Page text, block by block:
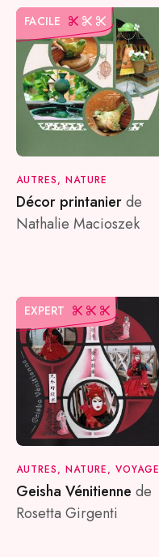
FACILE
AUTRES, NATURE
Décor printanierde
Nathalie Macioszek
EXPERT
AUTRES, NATURE, VOYAGE
Geisha Vénitienne de
Rosetta Girgenti